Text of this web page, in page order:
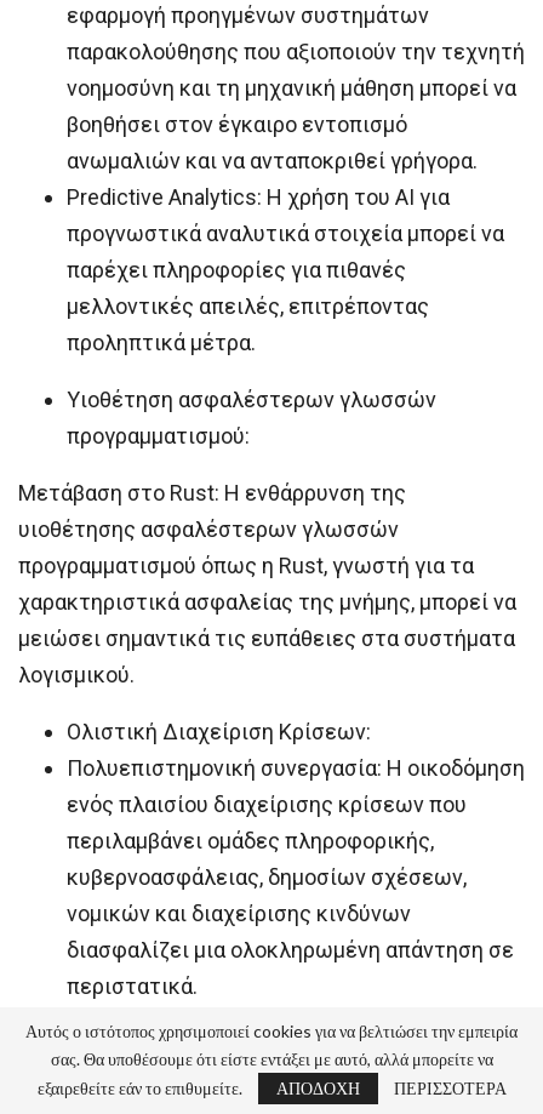
εφαρμογή προηγμένων συστημάτων
παρακολούθησης που αξιοποιούν την τεχνητή
νοημοσύνη και τη μηχανική μάθηση μπορεί να
βοηθήσει στον έγκαιρο εντοπισμό
ανωμαλιών και να ανταποκριθεί γρήγορα.
Predictive Analytics: Η χρήση του AI για
προγνωστικά αναλυτικά στοιχεία μπορεί να
παρέχει πληροφορίες για πιθανές
μελλοντικές απειλές, επιτρέποντας
προληπτικά μέτρα.
Υιοθέτηση ασφαλέστερων γλωσσών
προγραμματισμού:
Μετάβαση στο Rust: Η ενθάρρυνση της
υιοθέτησης ασφαλέστερων γλωσσών
προγραμματισμού όπως η Rust, γνωστή για τα
χαρακτηριστικά ασφαλείας της μνήμης, μπορεί να
μειώσει σημαντικά τις ευπάθειες στα συστήματα
λογισμικού.
Ολιστική Διαχείριση Κρίσεων:
Πολυεπιστημονική συνεργασία: Η οικοδόμηση
ενός πλαισίου διαχείρισης κρίσεων που
περιλαμβάνει ομάδες πληροφορικής,
κυβερνοασφάλειας, δημοσίων σχέσεων,
νομικών και διαχείρισης κινδύνων
διασφαλίζει μια ολοκληρωμένη απάντηση σε
περιστατικά.
Διαφανής Επικοινωνία: Η διατήρηση ανοιχτής
και διαφανούς επικοινωνίας με τους
ενδιαφερόμενους φορείς,
Αυτός ο ιστότοπος χρησιμοποιεί cookies για να βελτιώσει την εμπειρία
σας. Θα υποθέσουμε ότι είστε εντάξει με αυτό, αλλά μπορείτε να
εξαιρεθείτε εάν το επιθυμείτε.
ΑΠΟΔΟΧΗ ΠΕΡΙΣΣΟΤΕΡΑ